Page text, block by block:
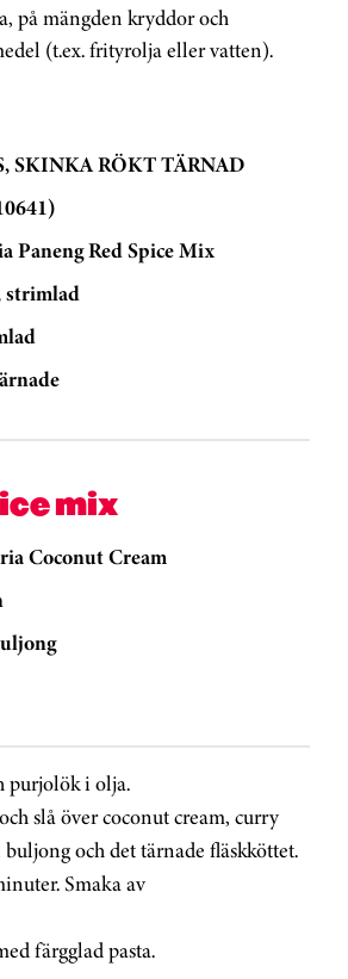
på mängden kryddor och
(t.ex. frityrolja eller vatten).
SKINKA RÖKT TÄRNAD
Paneng Red Spice Mix
mix
Coconut Cream
purjolök i olja.
slå över coconut cream, curry
och det tärnade fläskköttet.
Smaka av
färgglad pasta.